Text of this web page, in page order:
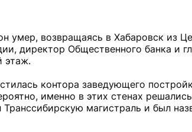
умер, возвращаясь в Хабаровск из
директор Общественного банка и
этаж.
контора заведующего
именно в этих стенах решались
магистраль и был